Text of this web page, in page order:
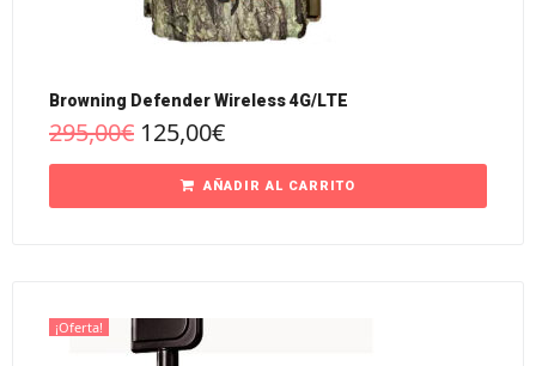
Browning Defender Wireless 4G/LTE
295,00€ 125,00€
AÑADIR AL CARRITO
¡Oferta!